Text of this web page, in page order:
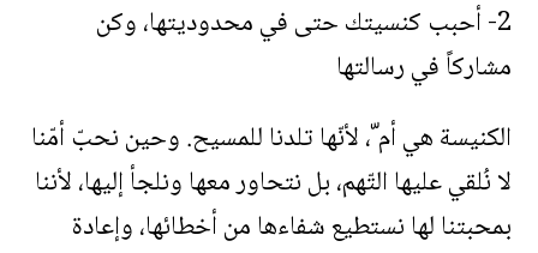
2- أحبب كنسيتك حتى في محدوديتها، وكن
مشاركاً في رسالتها
الكنيسة هي أم ّ، لأنّها تلدنا للمسيح. وحين نحبّ أمّنا
لا نُلقي عليها التّهم، بل نتحاور معها ونلجأ إليها، لأننا
بمحبتنا لها نستطيع شفاءها من أخطائها، وإعادة